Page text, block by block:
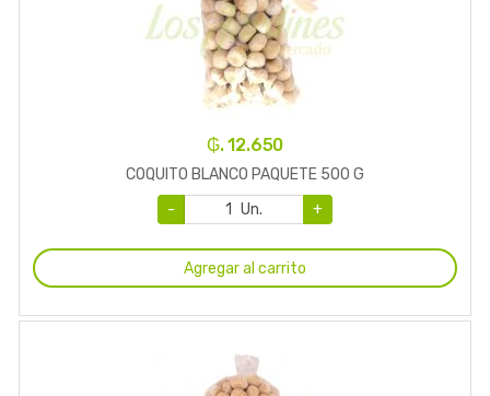
₲. 12.650
COQUITO BLANCO PAQUETE 500 G
-
Un. +
Agregar al carrito